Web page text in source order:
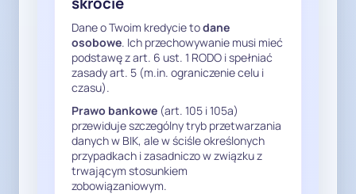
zamiarze dalszego przetwarzania
jego danych bez zgody oraz
upływ 30 dni od skutecznego
poinformowania, przed
rozpoczęciem przetwarzania w
tym trybie.
Z dostępnych mi informacji
wynika, że nie zostałem skutecznie
poinformowany o zamiarze
Dane o Twoim kredycie todane
osobowe. Ich przechowywanie musi mieć
podstawę z art. 6 ust. 1 RODO i spełniać
zasady art. 5 (m.in. ograniczenie celu i
czasu).
Prawo bankowe(art. 105 i 105a)
przewiduje szczególny tryb przetwarzania
danych w BIK, ale w ściśle określonych
przypadkach i zasadniczo w związku z
trwającym stosunkiem
zobowiązaniowym.